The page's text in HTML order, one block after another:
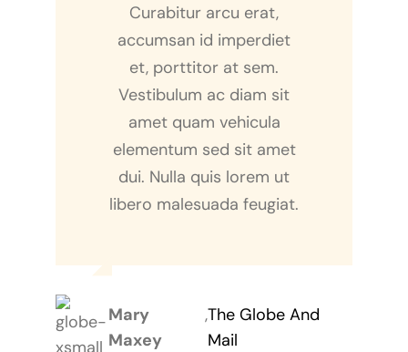
Curabitur arcu erat,
accumsan id imperdiet
et, porttitor at sem.
Vestibulum ac diam sit
amet quam vehicula
elementum sed sit amet
dui. Nulla quis lorem ut
libero malesuada feugiat.
Mary
Maxey
,The Globe And
Mail